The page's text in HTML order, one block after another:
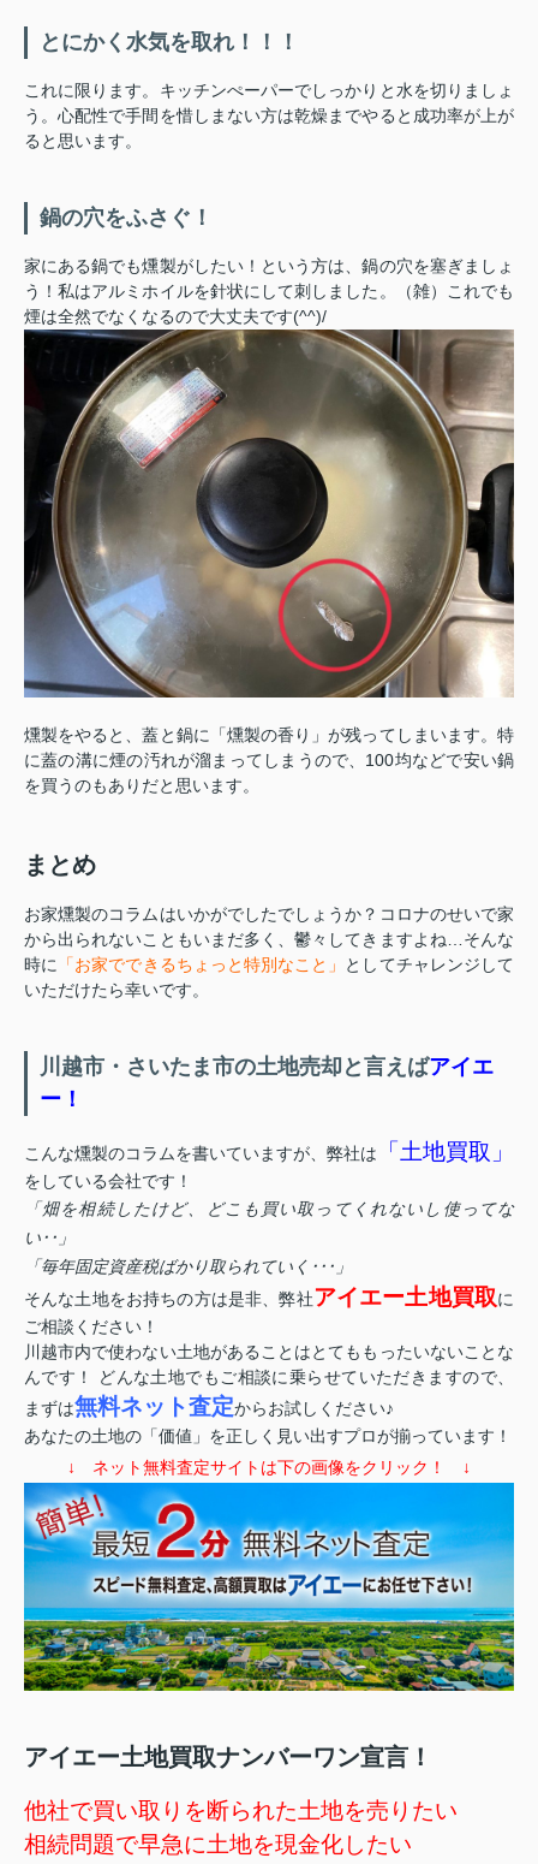
とにかく水気を取れ！！！
これに限ります。キッチンぺーパーでしっかりと水を切りましょ
う。心配性で手間を惜しまない方は乾燥までやると成功率が上が
ると思います。
鍋の穴をふさぐ！
家にある鍋でも燻製がしたい！という方は、鍋の穴を塞ぎましょ
う！私はアルミホイルを針状にして刺しました。（雑）これでも
煙は全然でなくなるので大丈夫です(^^)/
燻製をやると、蓋と鍋に「燻製の香り」が残ってしまいます。特
に蓋の溝に煙の汚れが溜まってしまうので、100均などで安い鍋
を買うのもありだと思います。
まとめ
お家燻製のコラムはいかがでしたでしょうか？コロナのせいで家
から出られないこともいまだ多く、鬱々してきますよね…そんな
時に
「お家でできるちょっと特別なこと」
としてチャレンジして
いただけたら幸いです。
川越市・さいたま市の土地売却と言えばアイエ
ー！
こんな燻製のコラムを書いていますが、弊社は 「土地買取」
をしている会社です！
「畑を相続したけど、どこも買い取ってくれないし使ってな
い･･」
「毎年固定資産税ばかり取られていく･･･」
そんな土地をお持ちの方は是非、弊社アイエー土地買取に
ご相談ください！
川越市内で使わない土地があることはとてももったいないことな
んです！ どんな土地でもご相談に乗らせていただきますので、
まずは無料ネット査定からお試しください♪
あなたの土地の「価値」を正しく見い出すプロが揃っています！
↓ ネット無料査定サイトは下の画像をクリック！ ↓
アイエー土地買取ナンバーワン宣言！
他社で買い取りを断られた土地を売りたい
相続問題で早急に土地を現金化したい